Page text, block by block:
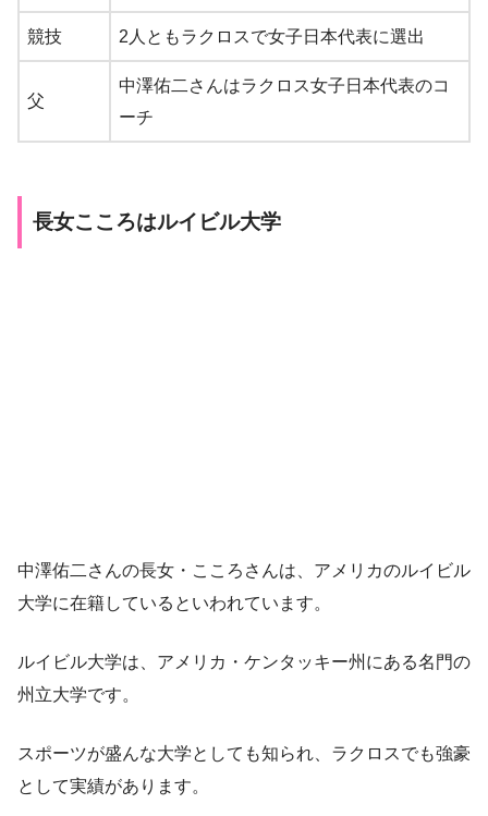
競技 2人ともラクロスで女子日本代表に選出
父
中澤佑二さんはラクロス女子日本代表のコ
ーチ
長女こころはルイビル大学
中澤佑二さんの長女・こころさんは、アメリカのルイビル
大学に在籍しているといわれています。
ルイビル大学は、アメリカ・ケンタッキー州にある名門の
州立大学です。
スポーツが盛んな大学としても知られ、ラクロスでも強豪
として実績があります。